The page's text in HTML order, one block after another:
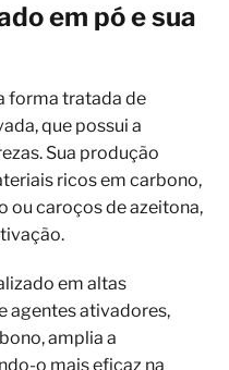
em pó e sua
forma tratada de
que possui a
Sua produção
ricos em carbono,
ou caroços de azeitona,
em altas
agentes ativadores,
amplia a
o mais eficaz na